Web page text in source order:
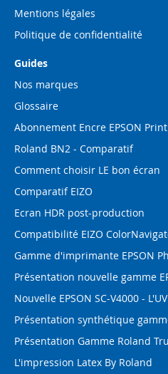
Mentions légales
Politique de confidentialité
Guides
Nos marques
Glossaire
Abonnement Encre EPSON
Roland BN2 - Comparatif
Comment choisir LE bon écran
Comparatif EIZO
Ecran HDR post-production
Compatibilité EIZO
Gamme d'imprimante EPSON
Présentation nouvelle gamme
Nouvelle EPSON SC-V4000 -
Présentation synthétique
Présentation Gamme Roland
L'impression Latex By Roland